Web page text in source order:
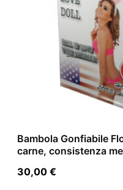
Bambola Gonfiabile
carne, consistenza
30,00 €